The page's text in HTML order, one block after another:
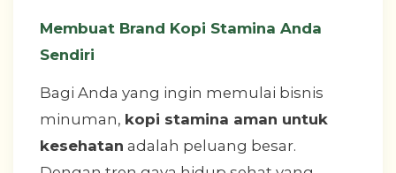
Membuat Brand Kopi Stamina Anda
Sendiri
Bagi Anda yang ingin memulai bisnis
minuman, kopi stamina aman untuk
kesehatan adalah peluang besar.